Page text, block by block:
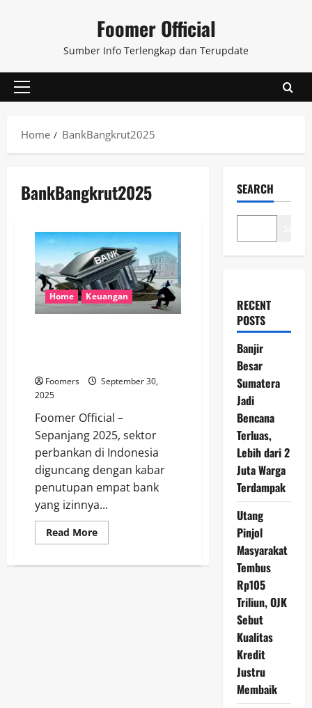
Foomer Official
Sumber Info Terlengkap dan Terupdate
Primary
Home
BankBangkrut2025
BankBangkrut2025
Home Keuangan
Foomers
September 30,
2025
Foomer Official –
Sepanjang 2025, sektor
perbankan di Indonesia
diguncang dengan kabar
penutupan empat bank
yang izinnya...
Read MoreRead
more
Empat
SEARCH
RECENT
POSTS
Banjir
Besar
Sumatera
Jadi
Bencana
Terluas,
Lebih dari 2
Juta Warga
Terdampak
Utang
Pinjol
Masyarakat
Tembus
Rp105
Triliun, OJK
Sebut
Kualitas
Kredit
Justru
Membaik